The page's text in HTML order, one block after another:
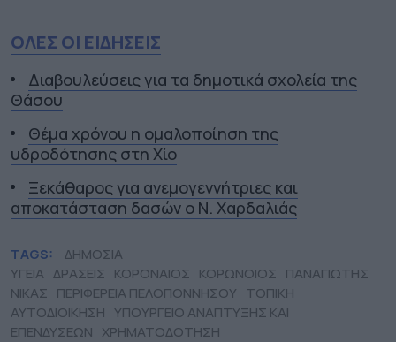
ΟΛΕΣ ΟΙ ΕΙΔΗΣΕΙΣ
Διαβουλεύσεις για τα δημοτικά σχολεία της
Θάσου
Θέμα χρόνου η ομαλοποίηση της
υδροδότησης στη Χίο
Ξεκάθαρος για ανεμογεννήτριες και
αποκατάσταση δασών ο Ν. Χαρδαλιάς
TAGS:
ΔΗΜΟΣΙΑ
ΥΓΕΙΑ ΔΡΑΣΕΙΣ ΚΟΡΟΝΑΙΟΣ ΚΟΡΩΝΟΙΟΣ ΠΑΝΑΓΙΩΤΗΣ
ΝΙΚΑΣ ΠΕΡΙΦΕΡΕΙΑ ΠΕΛΟΠΟΝΝΗΣΟΥ ΤΟΠΙΚΗ
ΑΥΤΟΔΙΟΙΚΗΣΗ ΥΠΟΥΡΓΕΙΟ ΑΝΑΠΤΥΞΗΣ ΚΑΙ
ΕΠΕΝΔΥΣΕΩΝ ΧΡΗΜΑΤΟΔΟΤΗΣΗ